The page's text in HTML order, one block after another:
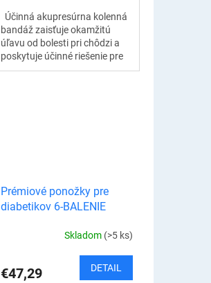
Účinná akupresúrna kolenná
bandáž zaisťuje okamžitú
úľavu od bolesti pri chôdzi a
poskytuje účinné riešenie pre
ľudí s rôznymi zdravotnými
Prémiové ponožky pre
diabetikov 6-BALENIE
Skladom (>5 ks)
€47,29 DETAIL